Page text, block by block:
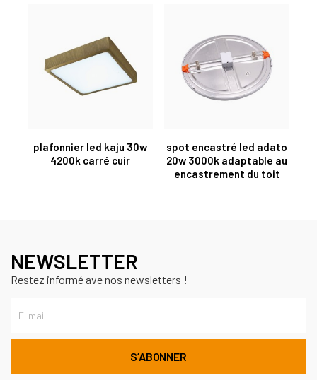
plafonnier led kaju 30w
4200k carré cuir
spot encastré led adato
20w 3000k adaptable au
encastrement du toit
NEWSLETTER
Restez informé ave nos newsletters !